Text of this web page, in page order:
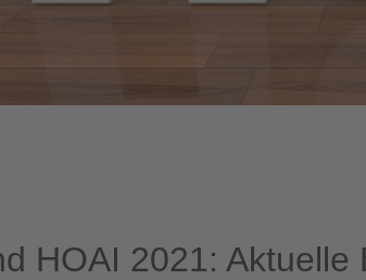
HOAI 2021: Aktuelle